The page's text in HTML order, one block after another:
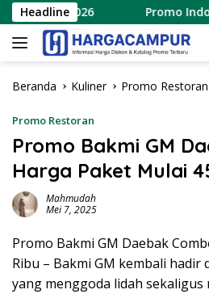
Langsung
ke
konten
Headline
2026 Promo
Beranda Kuliner Promo Restoran
Promo Restoran
Promo Bakmi GM
Harga Paket Mulai
Mahmudah
Mei 7, 2025
Promo Bakmi GM Daebak
Ribu – Bakmi GM kembali
yang menggoda lidah sekaligus